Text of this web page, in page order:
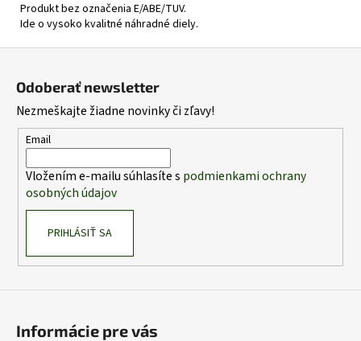
Produkt bez označenia E/ABE/TUV.
Ide o vysoko kvalitné náhradné diely.
Odoberať newsletter
Nezmeškajte žiadne novinky či zľavy!
Email
Vložením e-mailu súhlasíte s podmienkami ochrany
osobných údajov
PRIHLÁSIŤ SA
Informácie pre vás